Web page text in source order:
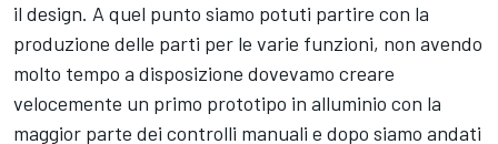
il design. A quel punto siamo potuti partire con la
produzione delle parti per le varie funzioni, non avendo
molto tempo a disposizione dovevamo creare
velocemente un primo prototipo in alluminio con la
maggior parte dei controlli manuali e dopo siamo andati